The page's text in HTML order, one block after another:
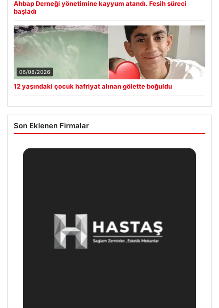
Ahbap Derneği yönetimine kayyum atandı. Fesih süreci
başladı
06/08/2026
12 yaşındaki çocuk hafriyat alınan gölette boğuldu
Son Eklenen Firmalar